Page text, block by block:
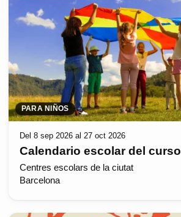
PARA NIÑOS
Del 8 sep 2026 al 27 oct 2026
Calendario escolar del
Centres escolars de la ciutat
Barcelona